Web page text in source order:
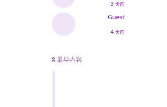
3 天前
Guest
4 天前
最早内容